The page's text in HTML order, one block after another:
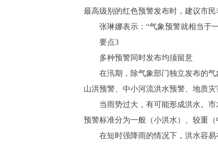
最高级别的红色预警发布时，建议市
张琳娜表示：“气象预警就相当于一
要点3
多种预警同时发布均须留意
在汛期，除气象部门独立发布的气
山洪预警、中小河流洪水预警、地质
当雨势过大，有可能形成洪水。市
预警标准分为一般（小洪水）、较重
在短时强降雨的情况下，洪水容易